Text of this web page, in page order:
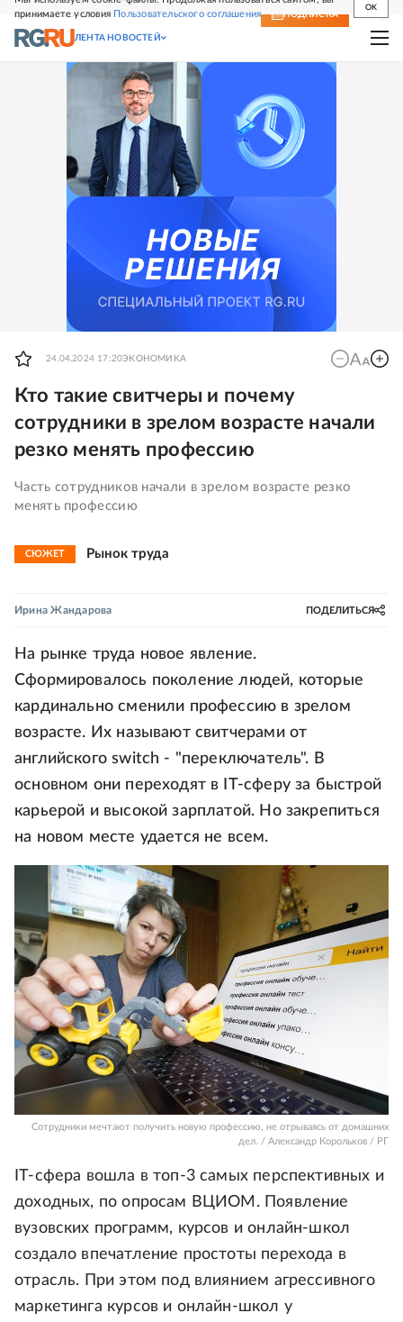
принимаете условия Пользовательского соглашения
OK
СВЕЖИЙ НОМЕР ПОДПИСКА
ЛЕНТА НОВОСТЕЙ
24.04.2024 17:20ЭКОНОМИКА
Кто такие свитчеры и почему
сотрудники в зрелом возрасте начали
резко менять профессию
Часть сотрудников начали в зрелом возрасте резко
менять профессию
СЮЖЕТ Рынок труда
Ирина Жандарова ПОДЕЛИТЬСЯ
На рынке труда новое явление.
Сформировалось поколение людей, которые
кардинально сменили профессию в зрелом
возрасте. Их называют свитчерами от
английского switch - "переключатель". В
основном они переходят в IT-сферу за быстрой
карьерой и высокой зарплатой. Но закрепиться
на новом месте удается не всем.
Сотрудники мечтают получить новую профессию, не отрываясь от домашних
дел. / Александр Корольков / РГ
IT-сфера вошла в топ-3 самых перспективных и
доходных, по опросам ВЦИОМ. Появление
вузовских программ, курсов и онлайн-школ
создало впечатление простоты перехода в
отрасль. При этом под влиянием агрессивного
маркетинга курсов и онлайн-школ у